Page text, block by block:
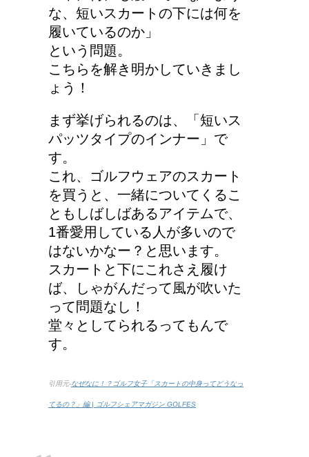
わなくなった理由は何？
副交感神経が優位だと、
な、短いスカートの下には何を
履いているのか」
という問題。
こちらを解き明かしていきまし
ょう！
まず挙げられるのは、「短いス
パッツタイプのインナー」で
す。
これ、ゴルフウェアのスカート
を買うと、一緒についてくるこ
ともしばしばあるアイテムで、
1番愛用している人が多いので
はないかなー？と思います。
スカートと下にこれさえ履け
ば、しゃがんだって風が吹いた
って問題なし！
堂々としてられるってもんで
す。
引用元-なぜなに！？ゴルフ女子「スカートの中身ってどうなっ
てるの？」編 | ゴルフシェアマガジン GOLFES